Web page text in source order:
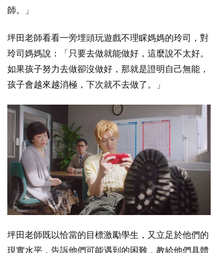
師。」
坪田老師看看一旁埋頭玩遊戲不理睬媽媽的玲司，對
玲司媽媽說：「只要去做就能做好，這麼說不太好。
如果孩子努力去做卻沒做好，那就是證明自己無能，
孩子會越來越消極，下次就不去做了。」
坪田老師既以恰當的目標激勵學生，又立足於他們的
現實水平，告訴他們可能遇到的困難，教給他們具體